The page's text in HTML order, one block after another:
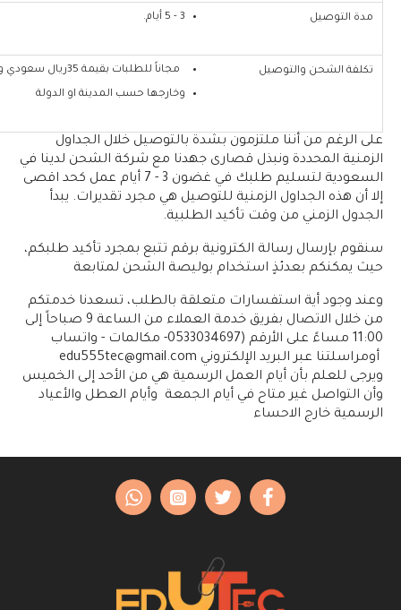
مدة التوصيل 3 - 5 أيام.
تكلفة الشحن والتوصيل مجاناً للطلبات بقيمة 35ريال سعودي وأكثر داخل الاحساء
وخارجها حسب المدينة او الدولة
على الرغم من أننا ملتزمون بشدة بالتوصيل خلال الجداول
الزمنية المحددة ونبذل قصارى جهدنا مع شركة الشحن لدينا في
السعودية لتسليم طلبك في غضون 3 - 7 أيام عمل كحد اقصى
إلا أن هذه الجداول الزمنية للتوصيل هي مجرد تقديرات. يبدأ
الجدول الزمني من وقت تأكيد الطلبية.
سنقوم بإرسال رسالة الكترونية برقم تتبع بمجرد تأكيد طلبكم،
حيث يمكنكم بعدئذٍ استخدام بوليصة الشحن لمتابعة
وعند وجود أية استفسارات متعلقة بالطلب، تسعدنا خدمتكم
من خلال الاتصال بفريق خدمة العملاء من الساعة 9 صباحاً إلى
11:00 مساءً على الأرقم (0533034697- مكالمات - واتساب
أومراسلتنا عبر البريد الإلكتروني edu555tec@gmail.com
ويرجى للعلم بأن أيام العمل الرسمية هي من الأحد إلى الخميس
وأن التواصل غير متاح في أيام الجمعة وأيام العطل والأعياد
الرسمية خارج الاحساء